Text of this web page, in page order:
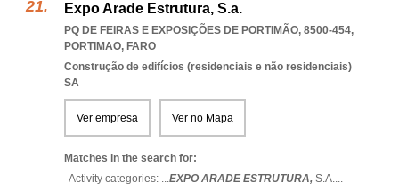
Expo Arade Estrutura, S.a.
PQ DE FEIRAS E EXPOSIÇÕES DE PORTIMÃO, 8500-454,
PORTIMAO, FARO
Construção de edifícios (residenciais e não residenciais)
SA
Ver empresa Ver no Mapa
Matches in the search for:
Activity categories: ...EXPO ARADE ESTRUTURA, S.A....